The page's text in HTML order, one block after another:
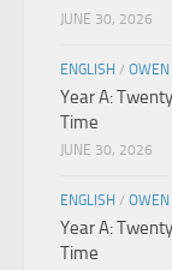
JUNE 30, 2026
ENGLISH / OWEN
Year A:
Time
JUNE 30, 2026
ENGLISH / OWEN
Year A:
Time